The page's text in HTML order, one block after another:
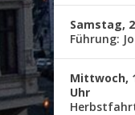
Samstag,
Führung:
Mittwoch,
Uhr